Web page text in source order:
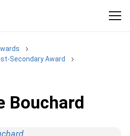
Secondary Award
Bouchard